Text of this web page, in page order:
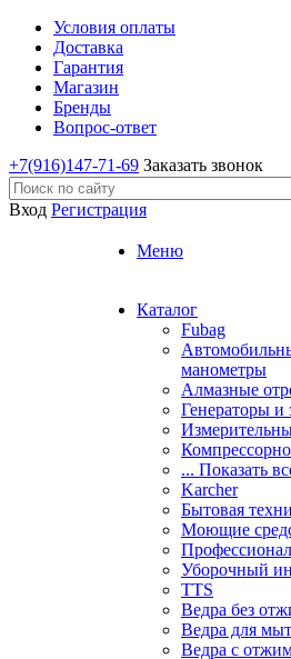
Условия оплаты
Доставка
Гарантия
Магазин
Бренды
Вопрос-ответ
+7(916)147-71-69 Заказать звонок
Вход Регистрация
Меню
Каталог
Fubag
манометры
Алмазные
Генераторы и
... Показать
Karcher
Бытовая
Моющие
Уборочный
TTS
Ведра без
Ведра для
Ведра с